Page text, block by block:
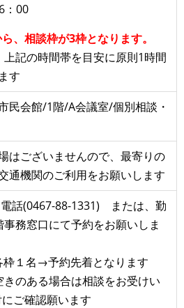
：00
、相談枠が3枠となります。
記の時間帯を目安に原則1時間
す
民会館/1階/A会議室/個別相談・
はございませんので、最寄りの
通機関のご利用をお願いします
電話(0467-88-1331) または、勤
務窓口にて予約をお願いしま
１名→予約先着となります
のある場合は相談をお受けい
ご確認願います